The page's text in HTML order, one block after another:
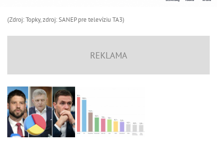
(Zdroj: Topky, zdroj: SANEP pre televíziu TA3)